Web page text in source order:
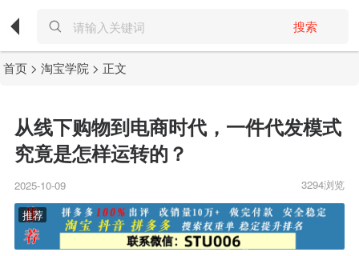
搜索
首页 >淘宝学院 > 正文
从线下购物到电商时代，一件代发模式
究竟是怎样运转的？
2025-10-09 3294浏览